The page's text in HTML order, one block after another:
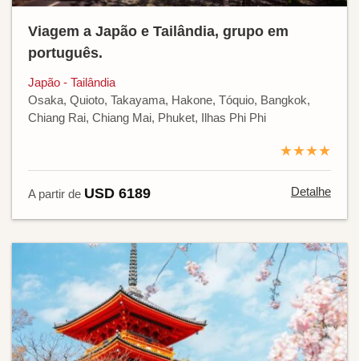
Viagem a Japão e Tailândia, grupo em
português.
Japão - Tailândia
Osaka, Quioto, Takayama, Hakone, Tóquio, Bangkok,
Chiang Rai, Chiang Mai, Phuket, Ilhas Phi Phi
★★★★
A partir de USD 6189 Detalhe